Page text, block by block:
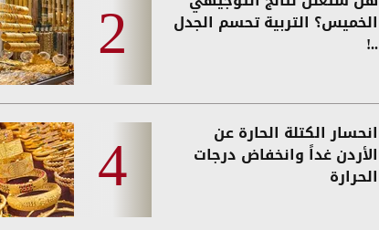
الخميس؟ التربية تحسم الجدل
..!
انحسار الكتلة الحارة عن
الأردن غداً وانخفاض درجات
الحرارة